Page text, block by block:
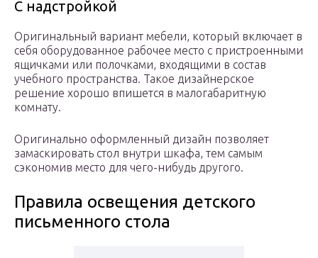
С надстройкой
Оригинальный вариант мебели, который включает в
себя оборудованное рабочее место с пристроенными
ящичками или полочками, входящими в состав
учебного пространства. Такое дизайнерское
решение хорошо впишется в малогабаритную
комнату.
Оригинально оформленный дизайн позволяет
замаскировать стол внутри шкафа, тем самым
сэкономив место для чего-нибудь другого.
Правила освещения детского
письменного стола